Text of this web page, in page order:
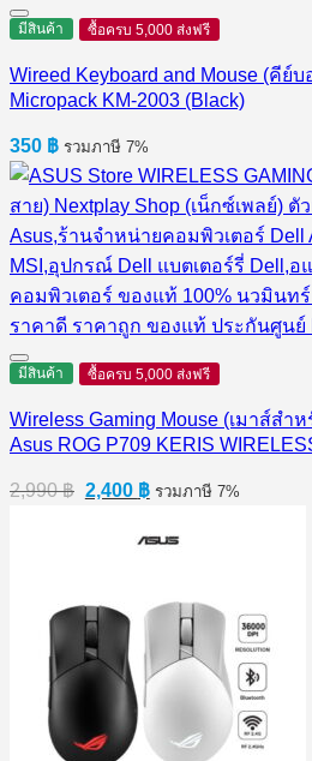
มีสินค้า ซื้อครบ 5,000 ส่งฟรี
Wireed Keyboard and Mouse (คีย์
Micropack KM-2003 (Black)
350 ฿ รวมภาษี 7%
มีสินค้า ซื้อครบ 5,000 ส่งฟรี
Wireless Gaming Mouse (เมาส์สำ
Asus ROG P709 KERIS
2,990฿ Original
price
2,400 ฿Current
price
รวมภาษี 7%